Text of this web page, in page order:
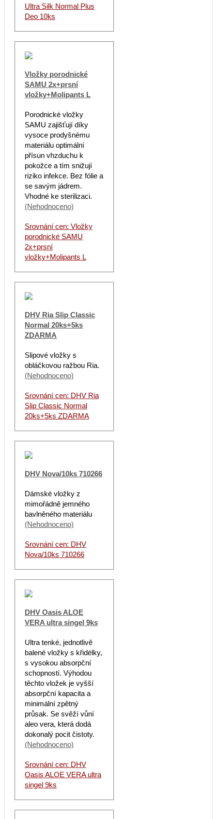
Ultra Silk Normal Plus
Deo 10ks
Vložky porodnické
SAMU 2x+prsní
vložky+Molipants L
Porodnické vložky
SAMU zajišťují díky
vysoce prodyšnému
materiálu optimální
přísun vhzduchu k
pokožce a tím snižují
riziko infekce. Bez fólie a
se savým jádrem.
Vhodné ke sterilizaci.
(Nehodnoceno)
Srovnání cen: Vložky
porodnické SAMU
2x+prsní
vložky+Molipants L
DHV Ria Slip Classic
Normal 20ks+5ks
ZDARMA
Slipové vložky s
obláčkovou ražbou Ria.
(Nehodnoceno)
Srovnání cen: DHV Ria
Slip Classic Normal
20ks+5ks ZDARMA
DHV Nova/10ks 710266
Dámské vložky z
mimořádně jemného
bavlněného materiálu
(Nehodnoceno)
Srovnání cen: DHV
Nova/10ks 710266
DHV Oasis ALOE
VERA ultra singel 9ks
Ultra tenké, jednotlivě
balené vložky s křidélky,
s vysokou absorpční
schopností. Výhodou
těchto vložek je vyšší
absorpční kapacita a
minimální zpětný
průsak. Se svěží vůní
aleo vera, která dodá
dokonalý pocit čistoty.
(Nehodnoceno)
Srovnání cen: DHV
Oasis ALOE VERA ultra
singel 9ks